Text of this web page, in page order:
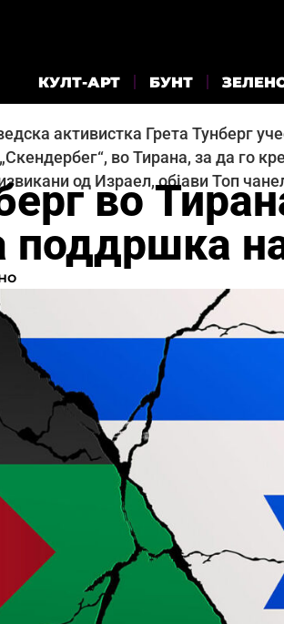
КУЛТ-АРТ БУНТ
активистка Грета Тунберг
во Тирана, за да го
од Израел, објави Топ
во
поддршка